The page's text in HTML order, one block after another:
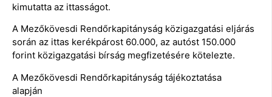
kimutatta az ittasságot.
A Mezőkövesdi Rendőrkapitányság közigazgatási eljárás
során az ittas kerékpárost 60.000, az autóst 150.000
forint közigazgatási bírság megfizetésére kötelezte.
A Mezőkövesdi Rendőrkapitányság tájékoztatása
alapján